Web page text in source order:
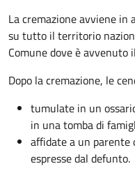
La cremazione avviene
su tutto il territorio
Comune dove è avvenuto
Dopo la cremazione, le
tumulate in un
in una tomba di
affidate a un parente
espresse dal defunto.